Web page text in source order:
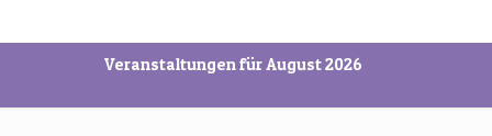
Veranstaltungen für August 2026